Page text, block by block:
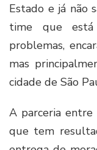
Estado e já não
time que está
problemas,
mas
cidade de São
A parceria entre
que tem